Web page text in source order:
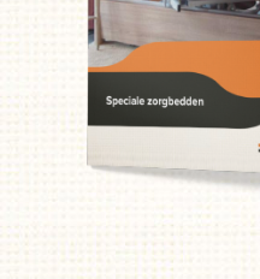
probleem. Wij helpen u in
weg. Stap 1: klik op de
en wij nemen contact met u